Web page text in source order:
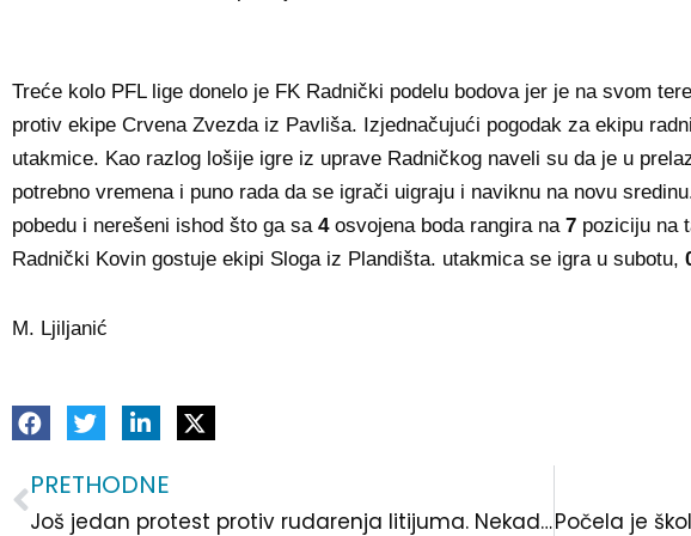
Treće kolo PFL lige donelo je FK Radnički podelu bodova jer je na svom
protiv ekipe Crvena Zvezda iz Pavliša. Izjednačujući pogodak za ekipu
utakmice. Kao razlog lošije igre iz uprave Radničkog naveli su da je u
potrebno vremena i puno rada da se igrači uigraju i naviknu na novu
pobedu i nerešeni ishod što ga sa 4osvojena boda rangira na 7 poziciju na
Radnički Kovin gostuje ekipi Sloga iz Plandišta. utakmica se igra u subotu,
M. Ljiljanić
Prev
PRETHODNE
Još jedan protest protiv rudarenja litijuma. Nekada je savest donosila odluke!